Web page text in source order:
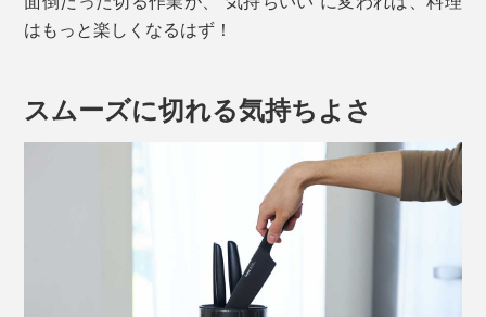
はもっと楽しくなるはず！
スムーズに切れる気持ちよさ